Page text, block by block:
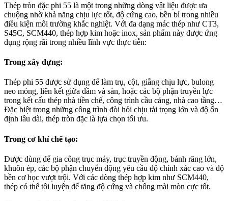
Thép tròn đặc phi 55 là một trong những dòng vật liệu được ưa
chuộng nhờ khả năng chịu lực tốt, độ cứng cao, bền bỉ trong nhiều
điều kiện môi trường khắc nghiệt. Với đa dạng mác thép như CT3,
S45C, SCM440, thép hợp kim hoặc inox, sản phẩm này được ứng
dụng rộng rãi trong nhiều lĩnh vực thực tiễn:
Trong xây dựng:
Thép phi 55 được sử dụng để làm trụ, cột, giằng chịu lực, bulong
neo móng, liên kết giữa dầm và sàn, hoặc các bộ phận truyền lực
trong kết cấu thép nhà tiền chế, công trình cầu cảng, nhà cao tầng…
Đặc biệt trong những công trình đòi hỏi chịu tải trọng lớn và độ ổn
định lâu dài, thép tròn đặc là lựa chọn tối ưu.
Trong cơ khí chế tạo:
Được dùng để gia công trục máy, trục truyền động, bánh răng lớn,
khuôn ép, các bộ phận chuyển động yêu cầu độ chính xác cao và độ
bền cơ học vượt trội. Với các dòng thép hợp kim như SCM440,
thép có thể tôi luyện để tăng độ cứng và chống mài mòn cực tốt.